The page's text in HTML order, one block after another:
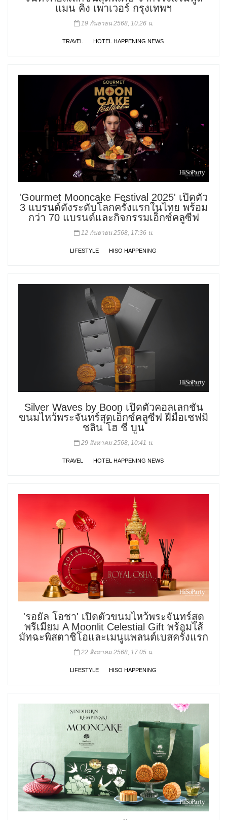
แมน คิง เพาเวอร์ กรุงเทพฯ
19 กันยายน 2568, 10:26 น.
TRAVEL HOTEL HAPPENING NEWS
'Gourmet Mooncake Festival 2025' เปิดตัว
3 แบรนด์ดังระดับโลกครั้งแรกในไทย พร้อม
กว่า 70 แบรนด์และกิจกรรมเอ็กซ์คลูซีฟ
12 กันยายน 2568, 17:36 น.
LIFESTYLE HISO HAPPENING
Silver Waves by Boon เปิดตัวคอลเลกชัน
ขนมไหว้พระจันทร์สุดเอ็กซ์คลูซีฟ ฝีมือเชฟมิ
ชลิน โฮ ชี บูน
29 สิงหาคม 2568, 10:41 น.
TRAVEL HOTEL HAPPENING NEWS
'รอยัล โอชา' เปิดตัวขนมไหว้พระจันทร์สุด
พรีเมียม A Moonlit Celestial Gift พร้อมไส้
มัทฉะพิสตาชิโอและเมนูแพลนต์เบสครั้งแรก
22 สิงหาคม 2568, 17:05 น.
LIFESTYLE HISO HAPPENING